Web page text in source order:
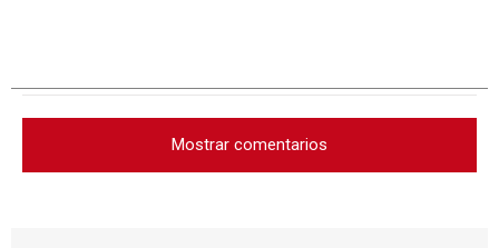
Mostrar comentarios